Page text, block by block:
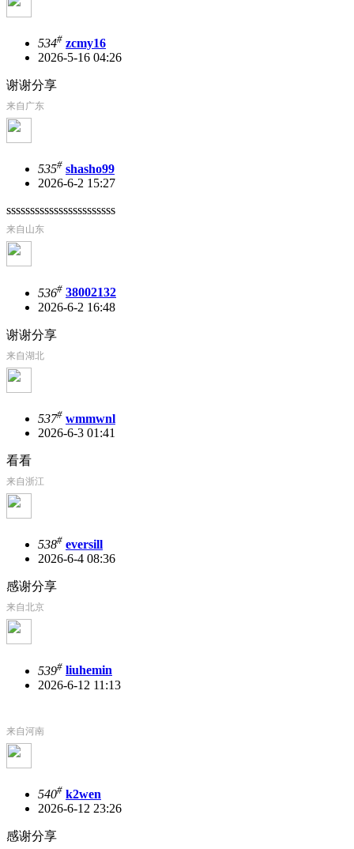
534# zcmy16
2026-5-16 04:26
谢谢分享
来自广东
535# shasho99
2026-6-2 15:27
sssssssssssssssssssssss
来自山东
536# 38002132
2026-6-2 16:48
谢谢分享
来自湖北
537# wmmwnl
2026-6-3 01:41
看看
来自浙江
538# eversill
2026-6-4 08:36
感谢分享
来自北京
539# liuhemin
2026-6-12 11:13
来自河南
540# k2wen
2026-6-12 23:26
感谢分享